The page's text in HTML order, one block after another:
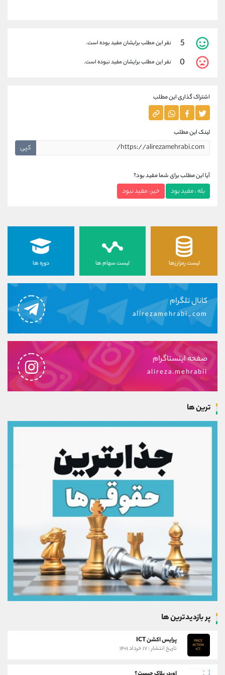
5 نفر این مطلب برایشان مفید بوده است.
0 نفر این مطلب برایشان مفید نبوده است.
اشتراک گذاری این مطلب
لینک این مطلب
کپی
آیا این مطلب برای شما مفید بود؟
بله ، مفید بود خیر ، مفید نبود
لیست رمزارزها لیست سهام ها دوره ها
کانال تلگرام
alirezamehrabi_com
صفحه اینستاگرام
alireza.mehrabii
ترین ها
پر بازدیدترین ها
پرایس اکشن ICT
تاریخ انتشار : ۱۷ خرداد ۱۴۰۱